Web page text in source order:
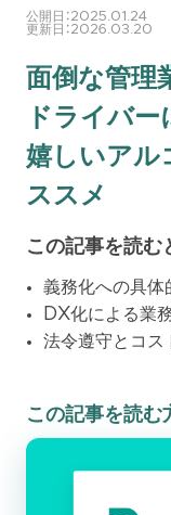
公開日：2025.01.24
更新日：2026.03.20
面倒な管理
ドライバ
嬉しいアル
ススメ
この記事を読む
義務化への具体
DX化による業
法令遵守とコス
この記事を読む